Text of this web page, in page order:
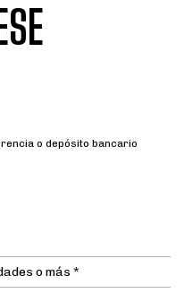
o depósito bancario
o más *